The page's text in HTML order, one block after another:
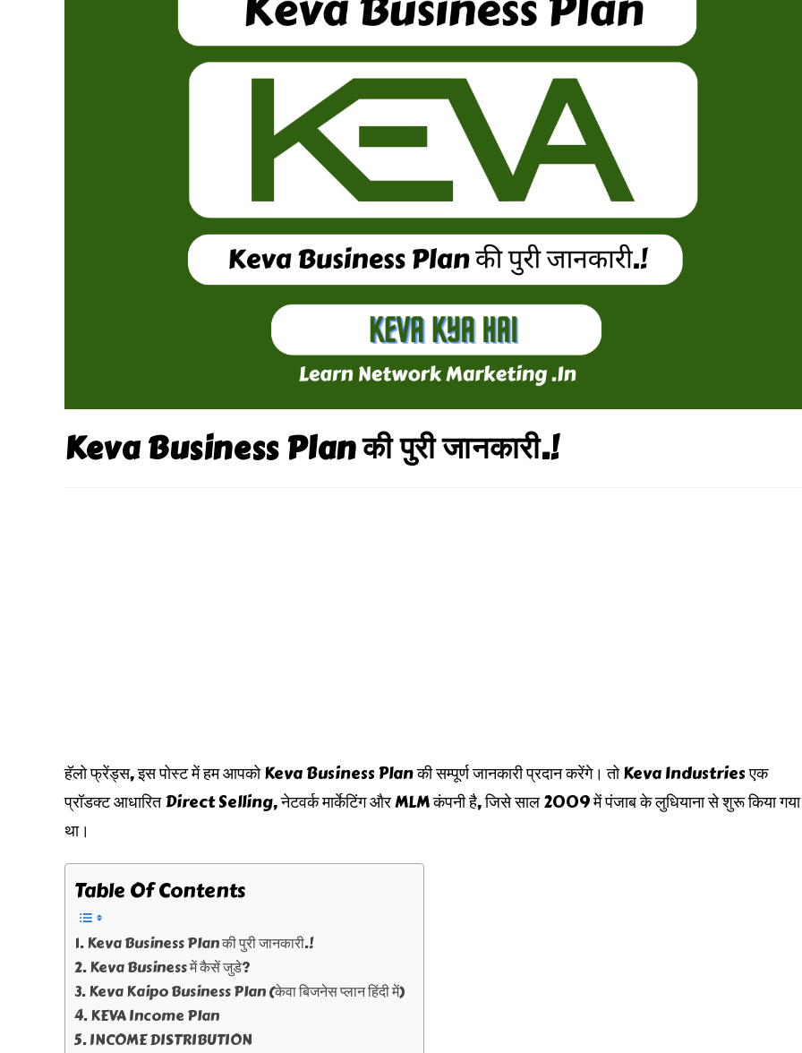
Keva Business Plan की पुरी जानकारी.!
हॅलो फ्रेंड्स, इस पोस्ट में हम आपको Keva Business Plan की सम्पूर्ण जानकारी प्रदान करेंगे। तो Keva Industries एक
प्रॉडक्ट आधारित Direct Selling, नेटवर्क मार्केटिंग और MLM कंपनी है, जिसे साल 2009 में पंजाब के लुधियाना से शुरू किया गया
था।
Table Of Contents
Keva Business Plan की पुरी जानकारी.!
Keva Business में कैसें जुडे?
Keva Kaipo Business Plan (केवा बिजनेस प्लान हिंदी में)
KEVA Income Plan
INCOME DISTRIBUTION